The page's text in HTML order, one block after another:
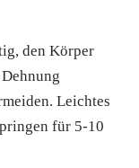
den Körper
Leichtes
für 5-10